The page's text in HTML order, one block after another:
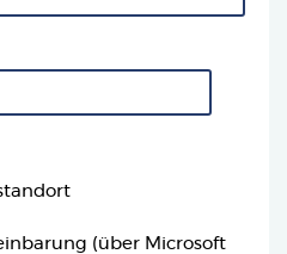
(über Microsoft